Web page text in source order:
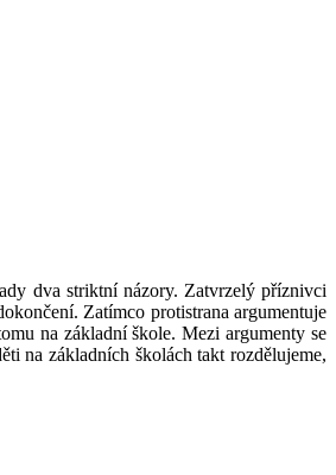
dva striktní názory. Zatvrzelý příznivci
Zatímco protistrana argumentuje
na základní škole. Mezi argumenty se
na základních školách takt rozdělujeme,